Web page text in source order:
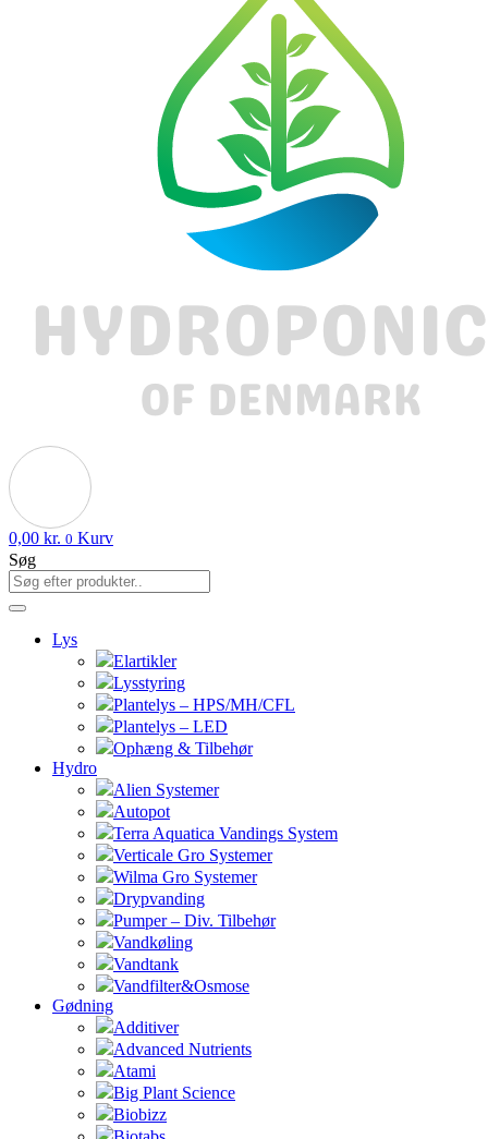
0,00 kr. 0 Kurv
Søg
Lys
Elartikler
Lysstyring
Plantelys – HPS/MH/CFL
Plantelys – LED
Ophæng & Tilbehør
Hydro
Alien Systemer
Autopot
Terra Aquatica Vandings System
Verticale Gro Systemer
Wilma Gro Systemer
Drypvanding
Pumper – Div. Tilbehør
Vandkøling
Vandtank
Vandfilter&Osmose
Gødning
Additiver
Advanced Nutrients
Atami
Big Plant Science
Biobizz